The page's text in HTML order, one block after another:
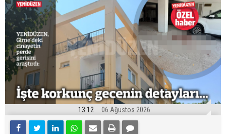
13:12 06 Ağustos 2026